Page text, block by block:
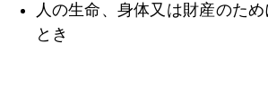
人の生命、身体又は財産のた
とき